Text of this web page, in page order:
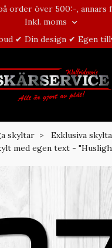
order över 500:-, annars
Inkl. moms
✔ Din design ✔ Egen
skyltar
Exklusiva
med egen text -